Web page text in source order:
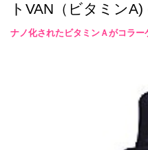
トVAN（ビタミン
ナノ化されたビタミンＡがコラー